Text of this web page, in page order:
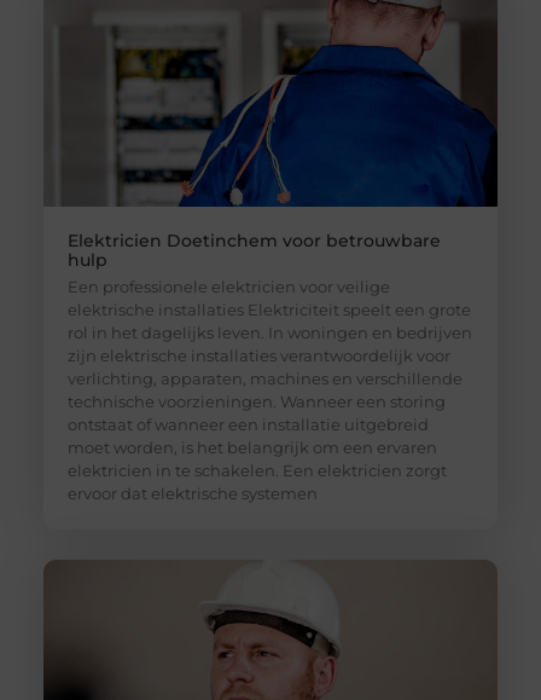
Elektricien Doetinchem voor betrouwbare
hulp
Een professionele elektricien voor veilige
elektrische installaties Elektriciteit speelt een grote
rol in het dagelijks leven. In woningen en bedrijven
zijn elektrische installaties verantwoordelijk voor
verlichting, apparaten, machines en verschillende
technische voorzieningen. Wanneer een storing
ontstaat of wanneer een installatie uitgebreid
moet worden, is het belangrijk om een ervaren
elektricien in te schakelen. Een elektricien zorgt
ervoor dat elektrische systemen